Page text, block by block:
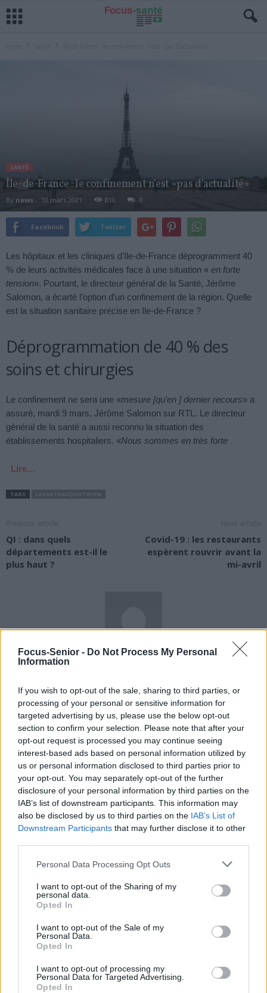
Focus-Senior - Do Not Process My Personal
Information
If you wish to opt-out of the sale, sharing to third parties, or
processing of your personal or sensitive information for
targeted advertising by us, please use the below opt-out
section to confirm your selection. Please note that after your
opt-out request is processed you may continue seeing
interest-based ads based on personal information utilized by
us or personal information disclosed to third parties prior to
your opt-out. You may separately opt-out of the further
disclosure of your personal information by third parties on the
IAB’s list of downstream participants. This information may
also be disclosed by us to third parties on the IAB’s List of
Downstream Participants that may further disclose it to other
Personal Data Processing Opt Outs
I want to opt-out of the Sharing of my
personal data.
Opted In
I want to opt-out of the Sale of my
Personal Data.
Opted In
I want to opt-out of processing my
Personal Data for Targeted Advertising.
Opted In
SANTÉ
Île-de-France : le confinement n’est «pas d’actualité»
By news - 10 mars 2021 810 0
Facebook Twitter
Les hôpitaux et les cliniques d’Ile-de-France déprogramment 40
% de leurs activités médicales face à une situation « en forte
tension». Pourtant, le directeur général de la Santé, Jérôme
Salomon, a écarté l’option d’un confinement de la région. Quelle
est la situation sanitaire précise en Ile-de-France ?
Déprogrammation de 40 % des
soins et chirurgies
Le confinement ne sera une «mesure [qu’en ] dernier recours» a
assuré, mardi 9 mars, Jérôme Salomon sur RTL. Le directeur
général de la santé a aussi reconnu la situation des
établissements hospitaliers. «Nous sommes en très forte
Lire…
TAGS
QI : dans quels
départements est-il le
plus haut ?
Covid-19 : les restaurants
espèrent rouvrir avant la
mi-avril
RELATED ARTICLES MORE FROM AUTHOR
Sieste après 65 ans : la
clé pour préserver votre
cerveau ou le mettre en
danger
Ménopause et
problèmes urinaires : le
secret inattendu des
sous-vêtements à
découvrir
Santé
Ménopause précoce : le
risque accru
d’hypertension à ne pas
ignorer
Popular Posts
Vaccination Covid-19 : Qui est prioritaire ?
1 décembre 2020
Mort de Charles Aznavour : l’autopsie révèle un oedème
pulmonaire
Toux : le Pneumorel® suspendu à cause d’un risque pour le